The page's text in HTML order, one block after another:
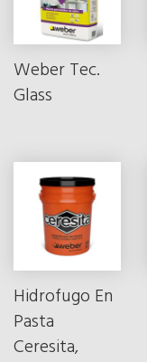
Weber Tec.
Glass
Hidrofugo En
Pasta
Ceresita,